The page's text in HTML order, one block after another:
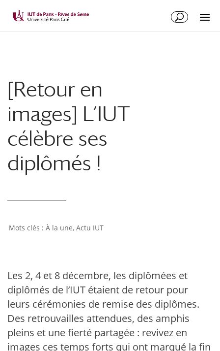
[Retour en
images] L’IUT
célèbre ses
diplômés !
À la une, Actu IUT
Les 2, 4 et 8 décembre, les diplômées et
diplômés de l’IUT étaient de retour pour
leurs cérémonies de remise des diplômes.
Des retrouvailles attendues, des amphis
pleins et une fierté partagée : revivez en
images ces temps forts qui ont marqué la fin